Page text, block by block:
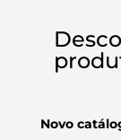
Novo